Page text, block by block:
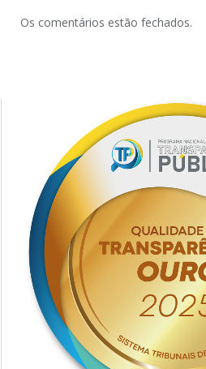
Os comentários estão fechados.